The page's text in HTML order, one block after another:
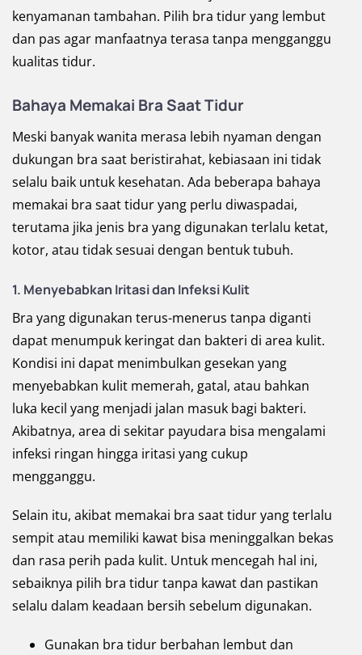
kenyamanan tambahan. Pilih bra tidur yang lembut
dan pas agar manfaatnya terasa tanpa mengganggu
kualitas tidur.
Bahaya Memakai Bra Saat Tidur
Meski banyak wanita merasa lebih nyaman dengan
dukungan bra saat beristirahat, kebiasaan ini tidak
selalu baik untuk kesehatan. Ada beberapa bahaya
memakai bra saat tidur yang perlu diwaspadai,
terutama jika jenis bra yang digunakan terlalu ketat,
kotor, atau tidak sesuai dengan bentuk tubuh.
1. Menyebabkan Iritasi dan Infeksi Kulit
Bra yang digunakan terus-menerus tanpa diganti
dapat menumpuk keringat dan bakteri di area kulit.
Kondisi ini dapat menimbulkan gesekan yang
menyebabkan kulit memerah, gatal, atau bahkan
luka kecil yang menjadi jalan masuk bagi bakteri.
Akibatnya, area di sekitar payudara bisa mengalami
infeksi ringan hingga iritasi yang cukup
mengganggu.
Selain itu, akibat memakai bra saat tidur yang terlalu
sempit atau memiliki kawat bisa meninggalkan bekas
dan rasa perih pada kulit. Untuk mencegah hal ini,
sebaiknya pilih bra tidur tanpa kawat dan pastikan
selalu dalam keadaan bersih sebelum digunakan.
Gunakan bra tidur berbahan lembut dan